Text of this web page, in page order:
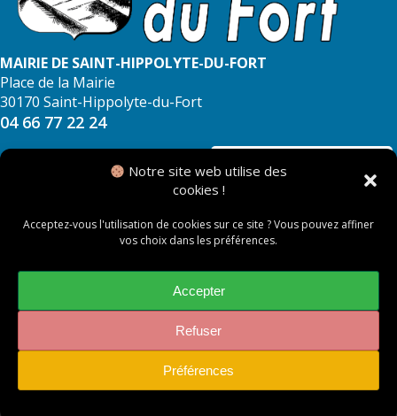
Notre site web utilise des
cookies !
Acceptez-vous l'utilisation de cookies sur ce site ? Vous pouvez affiner
vos choix dans les préférences.
Accepter
Refuser
Préférences
MAIRIE DE SAINT-HIPPOLYTE-DU-FORT
Place de la Mairie
30170 Saint-Hippolyte-du-Fort
04 66 77 22 24
NOUS CONTACTER
Mentions légales
Politique des cookies